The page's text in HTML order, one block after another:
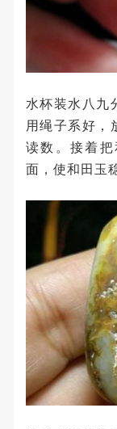
水杯装水八九
用绳子系好，
读数。接着
面，使和田玉